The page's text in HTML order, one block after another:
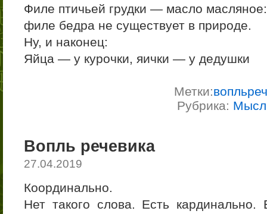
Филе птичьей грудки — масло
филе бедра не существует в природе.
Ну, и наконец:
Яйца — у курочки, яички — у дедушки
Метки:
Рубрика:
Вопль речевика
27.04.2019
Координально.
Нет такого слова. Есть кардинально.